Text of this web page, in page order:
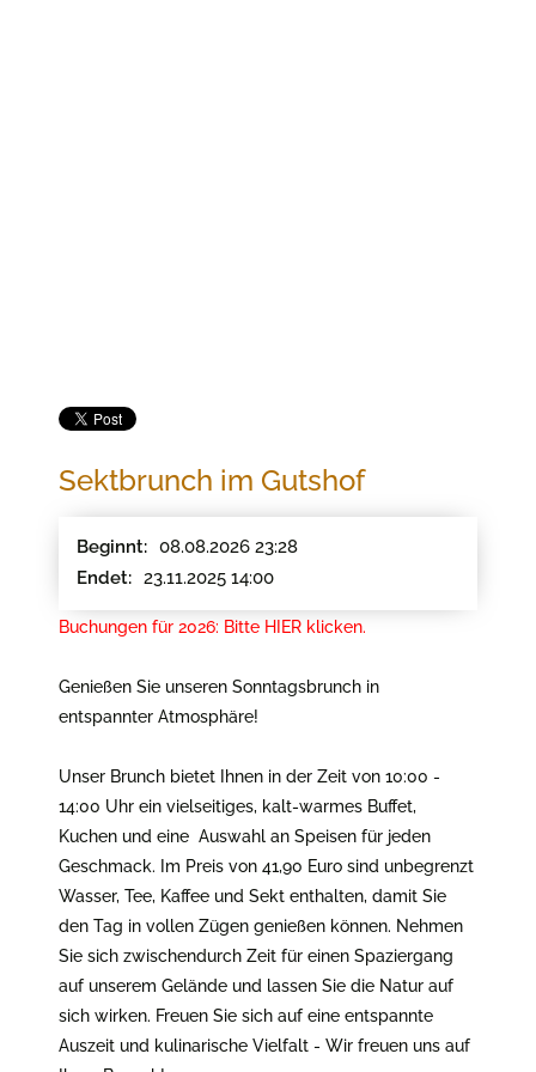
Sektbrunch im Gutshof
Beginnt: 08.08.2026 23:28
Endet: 23.11.2025 14:00
Buchungen für 2026: Bitte HIER klicken.
Genießen Sie unseren Sonntagsbrunch in
entspannter Atmosphäre!
Unser Brunch bietet Ihnen in der Zeit von 10:00 -
14:00 Uhr ein vielseitiges, kalt-warmes Buffet,
Kuchen und eine Auswahl an Speisen für jeden
Geschmack. Im Preis von 41,90 Euro sind unbegrenzt
Wasser, Tee, Kaffee und Sekt enthalten, damit Sie
den Tag in vollen Zügen genießen können. Nehmen
Sie sich zwischendurch Zeit für einen Spaziergang
auf unserem Gelände und lassen Sie die Natur auf
sich wirken. Freuen Sie sich auf eine entspannte
Auszeit und kulinarische Vielfalt - Wir freuen uns auf